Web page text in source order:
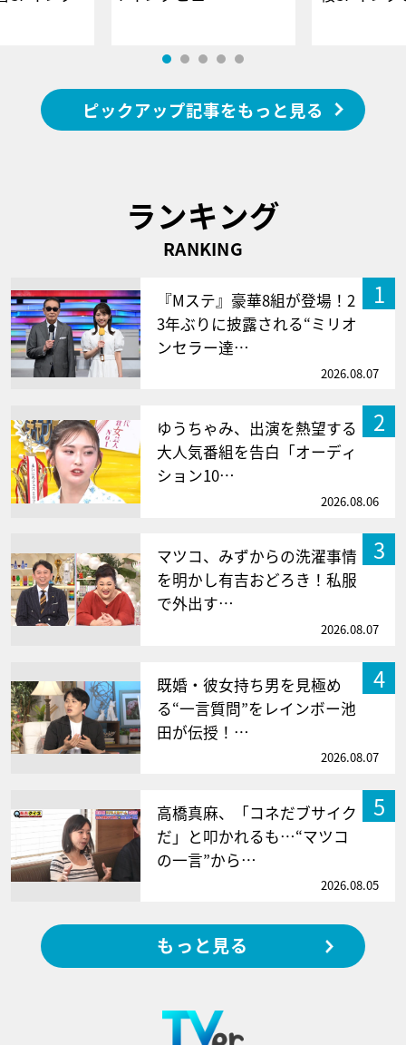
ピックアップ記事をもっと見る
ランキング
RANKING
1
『Mステ』豪華8組が登場！2
3年ぶりに披露される“ミリオ
ンセラー達…
2026.08.07
2
ゆうちゃみ、出演を熱望する
大人気番組を告白「オーディ
ション10…
2026.08.06
3
マツコ、みずからの洗濯事情
を明かし有吉おどろき！私服
で外出す…
2026.08.07
4
既婚・彼女持ち男を見極め
る“一言質問”をレインボー池
田が伝授！…
2026.08.07
5
高橋真麻、「コネだブサイク
だ」と叩かれるも…“マツコ
の一言”から…
2026.08.05
もっと見る